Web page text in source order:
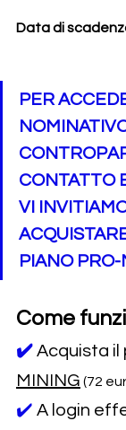
Data di
PER
CONTATTO
VI
PIANO
Come
✔️ Acquista il
MINING (72
✔️ A login